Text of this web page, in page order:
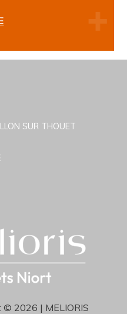
SUR THOUET
© 2026 | MELIORIS